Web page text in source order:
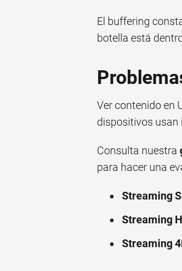
El buffering
botella está
Ver contenido en
dispositivos usan
Consulta nuestra
para hacer una
Streaming
Streaming
Streaming